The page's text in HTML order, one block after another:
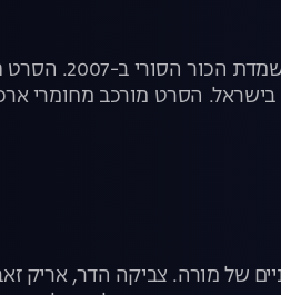
סרט תיעודי החוקר את ניהול
הסרט מורכב מחומרי
בהם ראש הממשלה לשעבר,
דרך עיניים של מורה. צביקה הדר,